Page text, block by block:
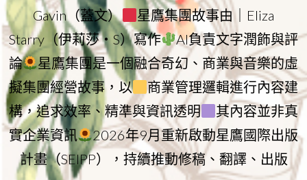
Gavin（蓋文）
星鷹集團故事由｜Eliza
Starry（伊莉莎・S）寫作
AI負責文字潤飾與評
論
星鷹集團是一個融合奇幻、商業與音樂的虛
擬集團經營故事，以
商業管理邏輯進行內容建
構，追求效率、精準與資訊透明
其內容並非真
實企業資訊
2026年9月重新啟動星鷹國際出版
計畫（SEIPP），持續推動修稿、翻譯、出版